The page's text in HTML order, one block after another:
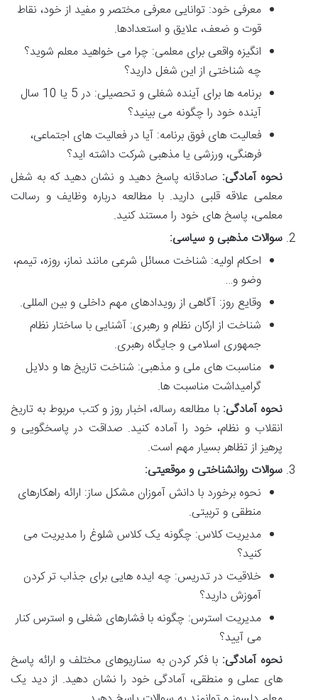
معرفی خود: توانایی معرفی مختصر و مفید از خود، نقاط
قوت و ضعف، علایق و استعدادها.
انگیزه واقعی برای معلمی: چرا می خواهید معلم شوید؟
چه شناختی از این شغل دارید؟
برنامه ها برای آینده شغلی و تحصیلی: در 5 یا 10 سال
آینده خود را چگونه می بینید؟
فعالیت های فوق برنامه: آیا در فعالیت های اجتماعی،
فرهنگی، ورزشی یا مذهبی شرکت داشته اید؟
نحوه آمادگی: صادقانه پاسخ دهید و نشان دهید که به شغل
معلمی علاقه قلبی دارید. با مطالعه درباره وظایف و رسالت
معلمی، پاسخ های خود را مستند کنید.
سوالات مذهبی و سیاسی:
احکام اولیه: شناخت مسائل شرعی مانند نماز، روزه، تیمم،
وضو و…
وقایع روز: آگاهی از رویدادهای مهم داخلی و بین المللی.
شناخت از ارکان نظام و رهبری: آشنایی با ساختار نظام
جمهوری اسلامی و جایگاه رهبری.
مناسبت های ملی و مذهبی: شناخت تاریخ ها و دلایل
گرامیداشت مناسبت ها.
نحوه آمادگی: با مطالعه رساله، اخبار روز و کتب مربوط به تاریخ
انقلاب و نظام، خود را آماده کنید. صداقت در پاسخگویی و
پرهیز از تظاهر بسیار مهم است.
سوالات روانشناختی و موقعیتی:
نحوه برخورد با دانش آموزان مشکل ساز: ارائه راهکارهای
منطقی و تربیتی.
مدیریت کلاس: چگونه یک کلاس شلوغ را مدیریت می
کنید؟
خلاقیت در تدریس: چه ایده هایی برای جذاب تر کردن
آموزش دارید؟
مدیریت استرس: چگونه با فشارهای شغلی و استرس کنار
می آیید؟
نحوه آمادگی: با فکر کردن به سناریوهای مختلف و ارائه پاسخ
های عملی و منطقی، آمادگی خود را نشان دهید. از دید یک